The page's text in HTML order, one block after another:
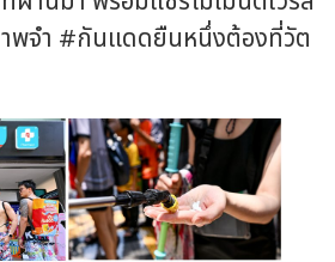
าพจำ #กันแดดยืนหนึ่งต้องที่วัต